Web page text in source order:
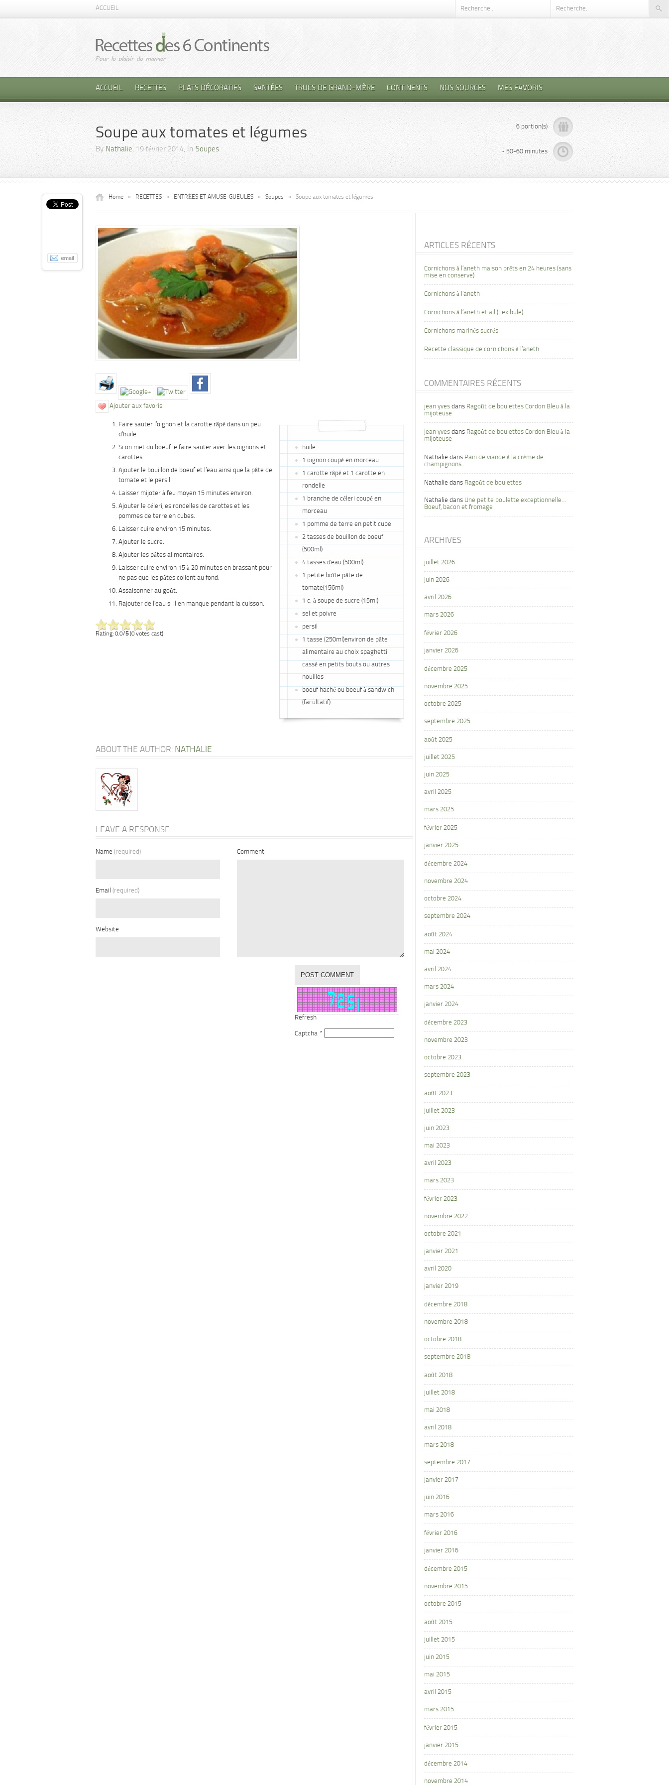
ACCUEIL
ACCUEIL RECETTES PLATS DÉCORATIFS SANTÉES TRUCS DE GRAND-MÈRE CONTINENTS NOS SOURCES MES FAVORIS
Soupe aux tomates et légumes
By Nathalie, 19 février 2014, In Soupes
6 portion(s)
~ 50-60 minutes
Home » RECETTES » ENTRÉES ET AMUSE-GUEULES » Soupes » Soupe aux tomates et légumes
Ajouter aux favoris
huile
1 oignon coupé en morceau
1 carotte râpé et 1 carotte en
rondelle
1 branche de céleri coupé en
morceau
1 pomme de terre en petit cube
2 tasses de bouillon de boeuf
(500ml)
4 tasses d'eau (500ml)
1 petite boîte pâte de
tomate(156ml)
1 c. à soupe de sucre (15ml)
sel et poivre
persil
1 tasse (250ml)environ de pâte
alimentaire au choix spaghetti
cassé en petits bouts ou autres
nouilles
boeuf haché ou boeuf à sandwich
(facultatif)
Faire sauter l’oignon et la carotte râpé dans un peu
d’huile .
Si on met du boeuf le faire sauter avec les oignons et
carottes.
Ajouter le bouillon de boeuf et l’eau ainsi que la pâte de
tomate et le persil.
Laisser mijoter à feu moyen 15 minutes environ.
Ajouter le céleri,les rondelles de carottes et les
pommes de terre en cubes.
Laisser cuire environ 15 minutes.
Ajouter le sucre.
Ajouter les pâtes alimentaires.
Laisser cuire environ 15 à 20 minutes en brassant pour
ne pas que les pâtes collent au fond.
Assaisonner au goût.
Rajouter de l’eau si il en manque pendant la cuisson.
Rating: 0.0/5(0 votes cast)
ABOUT THE AUTHOR: NATHALIE
LEAVE A RESPONSE
Name (required)
Email (required)
Website
Comment
Refresh
Captcha *
ARTICLES RÉCENTS
Cornichons à l’aneth maison prêts en 24 heures (sans
mise en conserve)
Cornichons à l’aneth
Cornichons à l’aneth et ail (Lexibule)
Cornichons marinés sucrés
Recette classique de cornichons à l’aneth
COMMENTAIRES RÉCENTS
jean yves dans Ragoût de boulettes Cordon Bleu à la
mijoteuse
jean yves dans Ragoût de boulettes Cordon Bleu à la
mijoteuse
Nathalie dans Pain de viande à la crème de
champignons
Nathalie dans Ragoût de boulettes
Nathalie dans Une petite boulette exceptionnelle…
Boeuf, bacon et fromage
ARCHIVES
juillet 2026
juin 2026
avril 2026
mars 2026
février 2026
janvier 2026
décembre 2025
novembre 2025
octobre 2025
septembre 2025
août 2025
juillet 2025
juin 2025
avril 2025
mars 2025
février 2025
janvier 2025
décembre 2024
novembre 2024
octobre 2024
septembre 2024
août 2024
mai 2024
avril 2024
mars 2024
janvier 2024
décembre 2023
novembre 2023
octobre 2023
septembre 2023
août 2023
juillet 2023
juin 2023
mai 2023
avril 2023
mars 2023
février 2023
novembre 2022
octobre 2021
janvier 2021
avril 2020
janvier 2019
décembre 2018
novembre 2018
octobre 2018
septembre 2018
août 2018
juillet 2018
mai 2018
avril 2018
mars 2018
septembre 2017
janvier 2017
juin 2016
mars 2016
février 2016
janvier 2016
décembre 2015
novembre 2015
octobre 2015
août 2015
juillet 2015
juin 2015
mai 2015
avril 2015
mars 2015
février 2015
janvier 2015
décembre 2014
novembre 2014